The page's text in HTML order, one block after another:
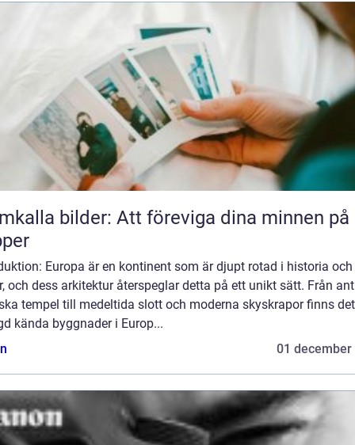
bilder: Att föreviga dina minnen på
Europa är en kontinent som är djupt rotad i historia och
och dess arkitektur återspeglar detta på ett unikt sätt. Från
tempel till medeltida slott och moderna skyskrapor finns
kända byggnader i Europ...
01 december